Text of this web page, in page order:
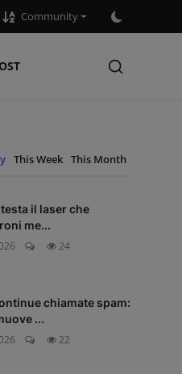
Community
This Week This Month
il laser che
me...
24
chiamate spam:
...
22